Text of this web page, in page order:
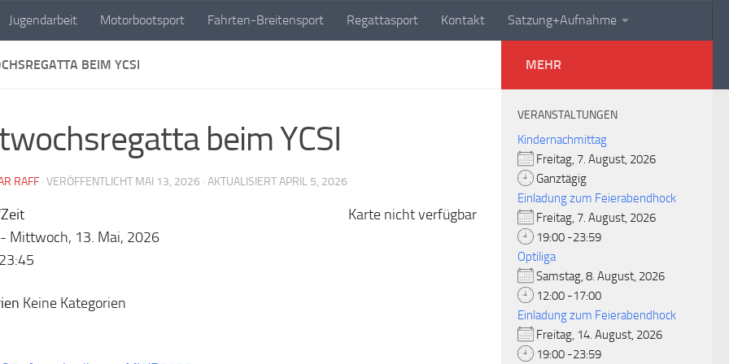
Jugendarbeit Motorbootsport Fahrten-Breitensport Regattasport Kontakt Satzung+Aufnahme
BEIM YCSI
beim YCSI
RAFF · VERÖFFENTLICHT MAI 13, 2026 · AKTUALISIERTAPRIL 5, 2026
Karte nicht verfügbar
Mittwoch, 13. Mai, 2026
Keine Kategorien
MEHR
VERANSTALTUNGEN
Kindernachmittag
Freitag, 7. August, 2026
Ganztägig
Einladung zum Feierabendhock
Freitag, 7. August, 2026
19:00 -23:59
Optiliga
Samstag, 8. August, 2026
12:00 -17:00
Einladung zum Feierabendhock
Freitag, 14. August, 2026
19:00 -23:59